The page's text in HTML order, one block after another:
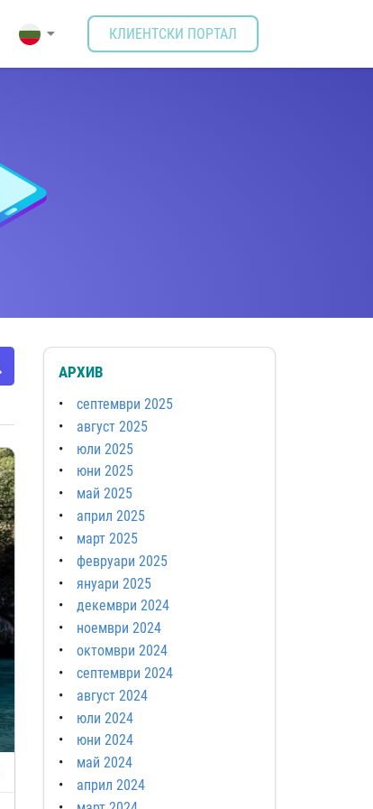
КЛИЕНТСКИ ПОРТАЛ
АРХИВ
септември 2025
август 2025
юли 2025
юни 2025
май 2025
април 2025
март 2025
февруари 2025
януари 2025
декември 2024
ноември 2024
октомври 2024
септември 2024
август 2024
юли 2024
юни 2024
май 2024
април 2024